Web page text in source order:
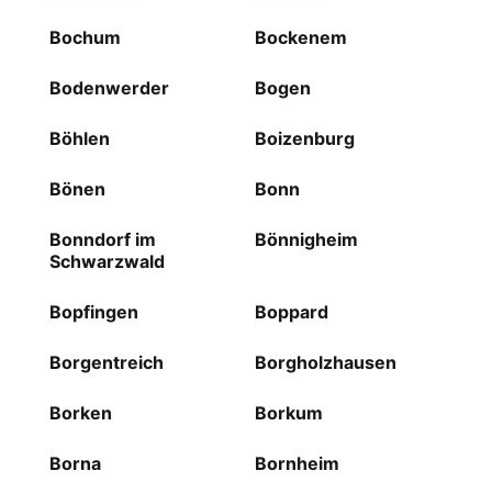
Bochum Bockenem
Bodenwerder Bogen
Böhlen Boizenburg
Bönen Bonn
Bonndorf im
Schwarzwald
Bönnigheim
Bopfingen Boppard
Borgentreich Borgholzhausen
Borken Borkum
Borna Bornheim